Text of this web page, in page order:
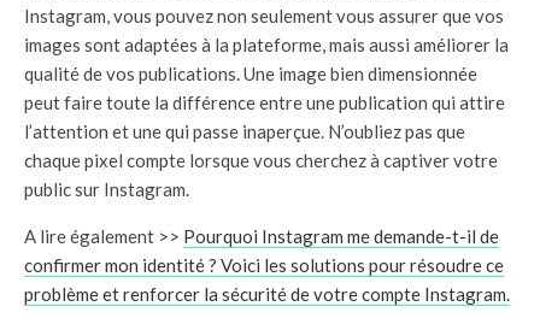
Instagram, vous pouvez non seulement vous assurer que vos
images sont adaptées à la plateforme, mais aussi améliorer la
qualité de vos publications. Une image bien dimensionnée
peut faire toute la différence entre une publication qui attire
l’attention et une qui passe inaperçue. N’oubliez pas que
chaque pixel compte lorsque vous cherchez à captiver votre
public sur Instagram.
A lire également >> Pourquoi Instagram me demande-t-il de
confirmer mon identité ? Voici les solutions pour résoudre ce
problème et renforcer la sécurité de votre compte Instagram.